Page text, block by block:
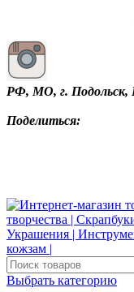
РФ, МО, г. Подольск,
Поделиться:
Выбрать категорию